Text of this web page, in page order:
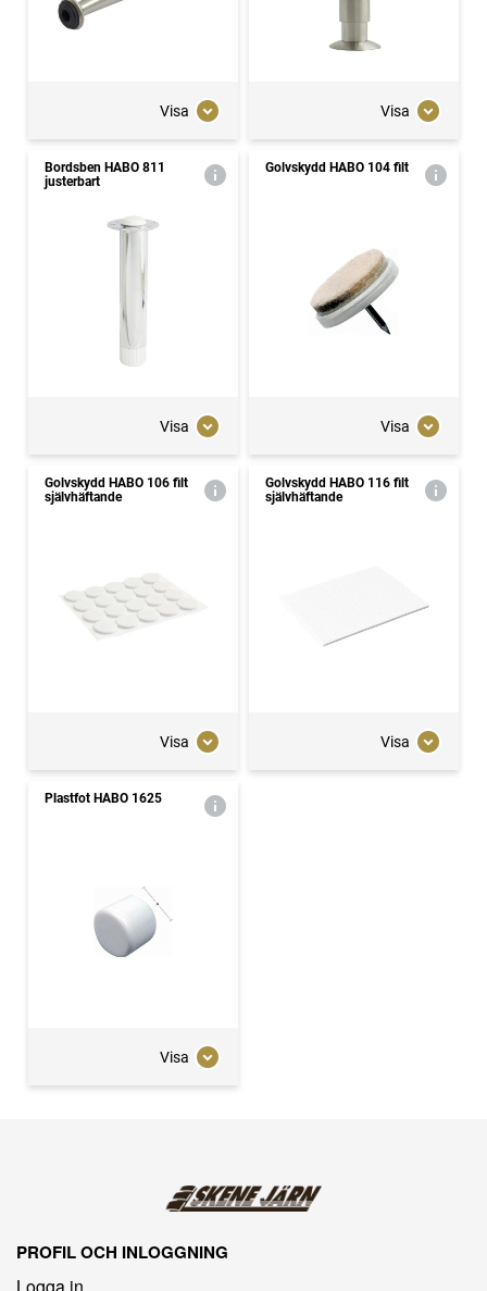
Visa Visa
Bordsben HABO 811
justerbart
Visa
Golvskydd HABO 104 filt
Visa
Golvskydd HABO 106 filt
självhäftande
Visa
Golvskydd HABO 116 filt
självhäftande
Visa
Plastfot HABO 1625
Visa
PROFIL OCH INLOGGNING